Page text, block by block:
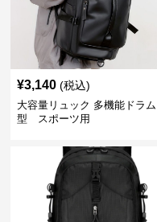
¥3,140 (税込)
大容量リュック 多機能ドラム
型 スポーツ用